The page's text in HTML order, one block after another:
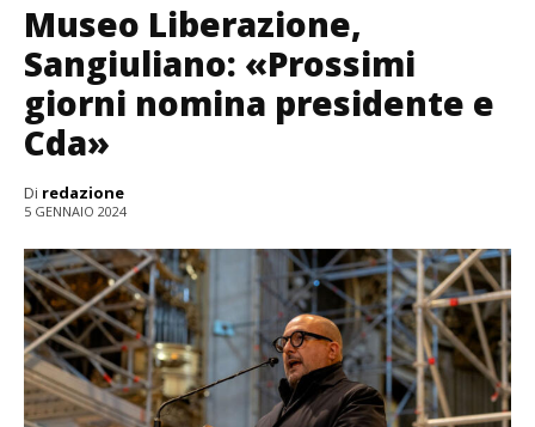
Museo Liberazione,
Sangiuliano: «Prossimi
giorni nomina presidente e
Cda»
Di redazione
5 GENNAIO 2024